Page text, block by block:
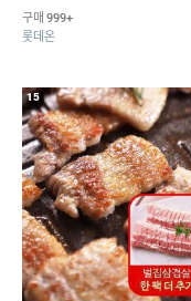
구매 999+
롯데온
15